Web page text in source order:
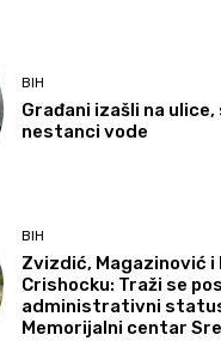
BIH
Građani izašli na
nestanci vode
BIH
Zvizdić, Magazinović i
Crishocku: Traži se
administrativni
Memorijalni centar